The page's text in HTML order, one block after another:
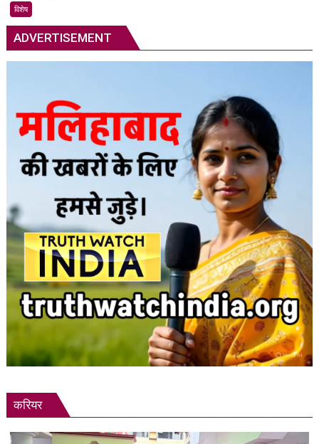
में
तक
मौतों
की
आशंका
विशेष
ADVERTISEMENT
करियर